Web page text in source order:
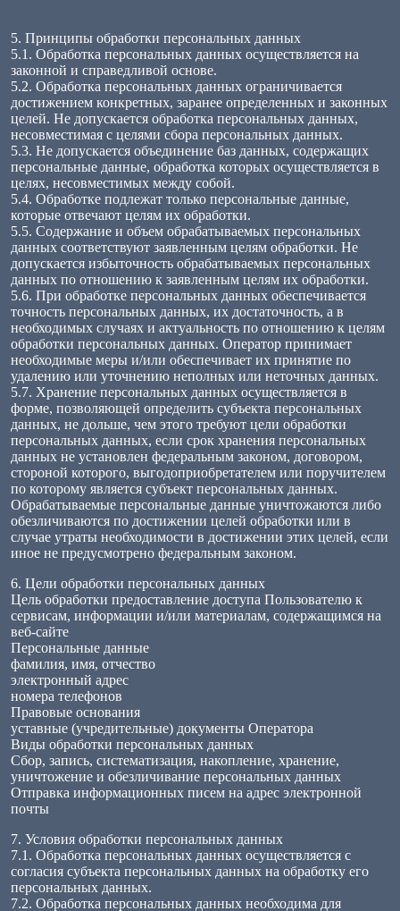
5. Принципы обработки персональных данных
5.1. Обработка персональных данных осуществляется на
законной и справедливой основе.
5.2. Обработка персональных данных ограничивается
достижением конкретных, заранее определенных и законных
целей. Не допускается обработка персональных данных,
несовместимая с целями сбора персональных данных.
5.3. Не допускается объединение баз данных, содержащих
персональные данные, обработка которых осуществляется в
целях, несовместимых между собой.
5.4. Обработке подлежат только персональные данные,
которые отвечают целям их обработки.
5.5. Содержание и объем обрабатываемых персональных
данных соответствуют заявленным целям обработки. Не
допускается избыточность обрабатываемых персональных
данных по отношению к заявленным целям их обработки.
5.6. При обработке персональных данных обеспечивается
точность персональных данных, их достаточность, а в
необходимых случаях и актуальность по отношению к целям
обработки персональных данных. Оператор принимает
необходимые меры и/или обеспечивает их принятие по
удалению или уточнению неполных или неточных данных.
5.7. Хранение персональных данных осуществляется в
форме, позволяющей определить субъекта персональных
данных, не дольше, чем этого требуют цели обработки
персональных данных, если срок хранения персональных
данных не установлен федеральным законом, договором,
стороной которого, выгодоприобретателем или поручителем
по которому является субъект персональных данных.
Обрабатываемые персональные данные уничтожаются либо
обезличиваются по достижении целей обработки или в
случае утраты необходимости в достижении этих целей, если
иное не предусмотрено федеральным законом.
6. Цели обработки персональных данных
Цель обработки предоставление доступа Пользователю к
сервисам, информации и/или материалам, содержащимся на
веб-сайте
Персональные данные
фамилия, имя, отчество
электронный адрес
номера телефонов
Правовые основания
уставные (учредительные) документы Оператора
Виды обработки персональных данных
Сбор, запись, систематизация, накопление, хранение,
уничтожение и обезличивание персональных данных
Отправка информационных писем на адрес электронной
почты
7. Условия обработки персональных данных
7.1. Обработка персональных данных осуществляется с
согласия субъекта персональных данных на обработку его
персональных данных.
7.2. Обработка персональных данных необходима для